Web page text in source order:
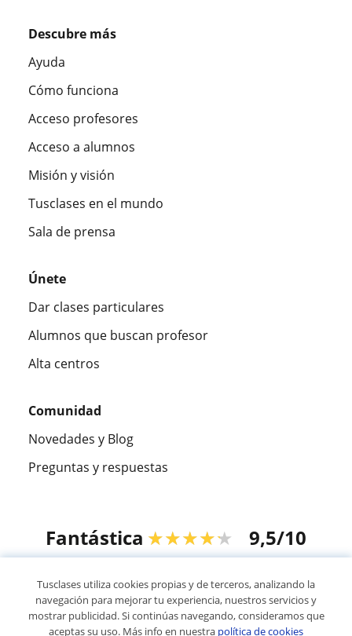
Descubre más
Ayuda
Cómo funciona
Acceso profesores
Acceso a alumnos
Misión y visión
Tusclases en el mundo
Sala de prensa
Únete
Dar clases particulares
Alumnos que buscan profesor
Alta centros
Comunidad
Novedades y Blog
Preguntas y respuestas
Fantástica ★★★★★ 9,5/10
© 2007 - 2026 Tusclases.co
Tusclases utiliza cookies propias y de terceros, analizando la
navegación para mejorar tu experiencia, nuestros servicios y
mostrar publicidad. Si continúas navegando, consideramos que
aceptas su uso. Más info en nuestra política de cookies